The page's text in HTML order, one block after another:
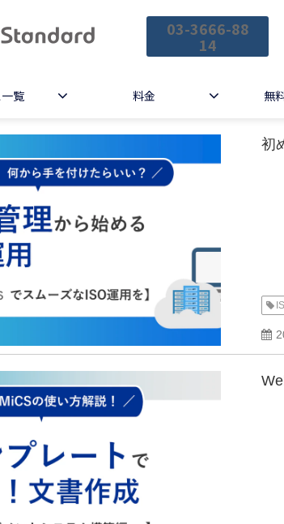
03-3666-88
14
覧 料金 無
初